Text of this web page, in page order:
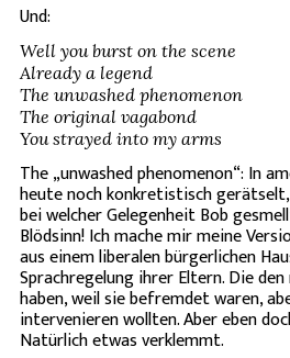
Und:
Well you burst on the scene
Already a legend
The unwashed phenomenon
The original vagabond
You strayed into my arms
The „unwashed phenomenon“: In
heute noch konkretistisch
bei welcher Gelegenheit Bob
Blödsinn! Ich mache mir meine
aus einem liberalen bürgerlichen
Sprachregelung ihrer Eltern. Die
haben, weil sie befremdet waren,
intervenieren wollten. Aber eben
Natürlich etwas verklemmt.